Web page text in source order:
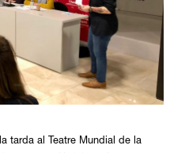
tarda al Teatre Mundial de la